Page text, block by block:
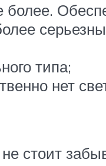
более.
типа;
нет
стоит